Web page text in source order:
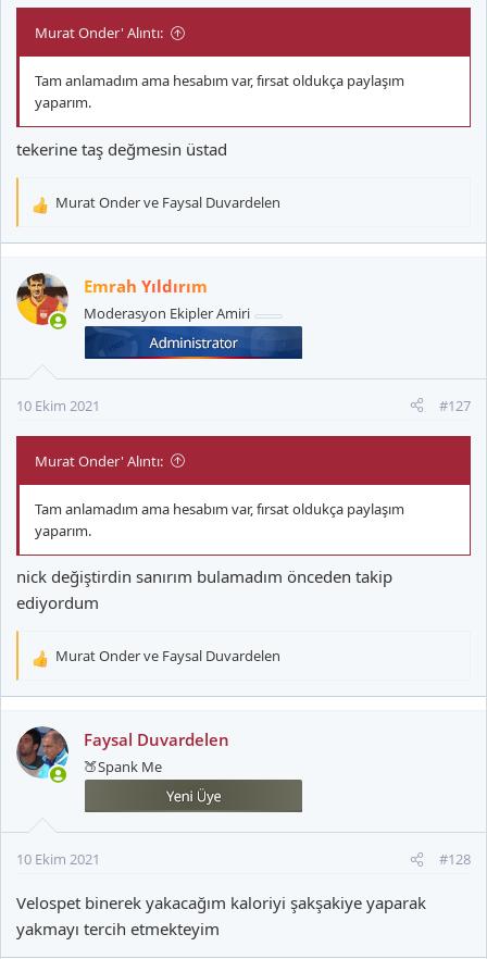
Murat Onder' Alıntı:
Tam anlamadım ama hesabım var, fırsat oldukça paylaşım
yaparım.
tekerine taş değmesin üstad
T
k
i
l
Murat Onderve Faysal Duvardelen
Emrah Yıldırım
Moderasyon Ekipler Amiri
10 Ekim 2021 #127
Murat Onder' Alıntı:
Tam anlamadım ama hesabım var, fırsat oldukça paylaşım
yaparım.
nick değiştirdin sanırım bulamadım önceden takip
ediyordum
T
k
i
l
Murat Onderve Faysal Duvardelen
Faysal Duvardelen
🍑Spank Me
10 Ekim 2021 #128
Velospet binerek yakacağım kaloriyi şakşakiye yaparak
yakmayı tercih etmekteyim